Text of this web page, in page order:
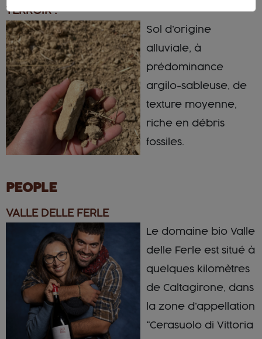
TERROIR :
Sol d'origine
alluviale, à
prédominance
argilo-sableuse, de
texture moyenne,
riche en débris
fossiles.
PEOPLE
VALLE DELLE FERLE
Le domaine bio Valle
delle Ferle est situé à
quelques kilomètres
de Caltagirone, dans
la zone d'appellation
"Cerasuolo di Vittoria